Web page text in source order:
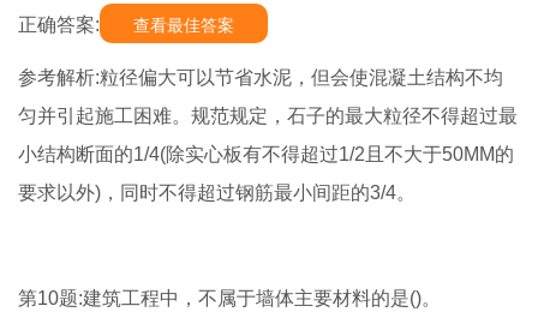
正确答案: 查看最佳答案
参考解析:粒径偏大可以节省水泥，但会使混凝土结构不均
匀并引起施工困难。规范规定，石子的最大粒径不得超过最
小结构断面的1/4(除实心板有不得超过1/2且不大于50MM的
要求以外)，同时不得超过钢筋最小间距的3/4。
第10题:建筑工程中，不属于墙体主要材料的是()。